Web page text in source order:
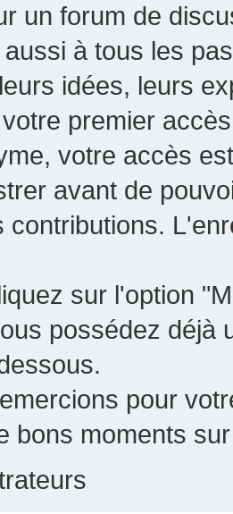
un forum de
à tous les
idées, leurs
premier
votre accès
avant de
contributions.
sur l'option
possédez déjà
pour
bons moments